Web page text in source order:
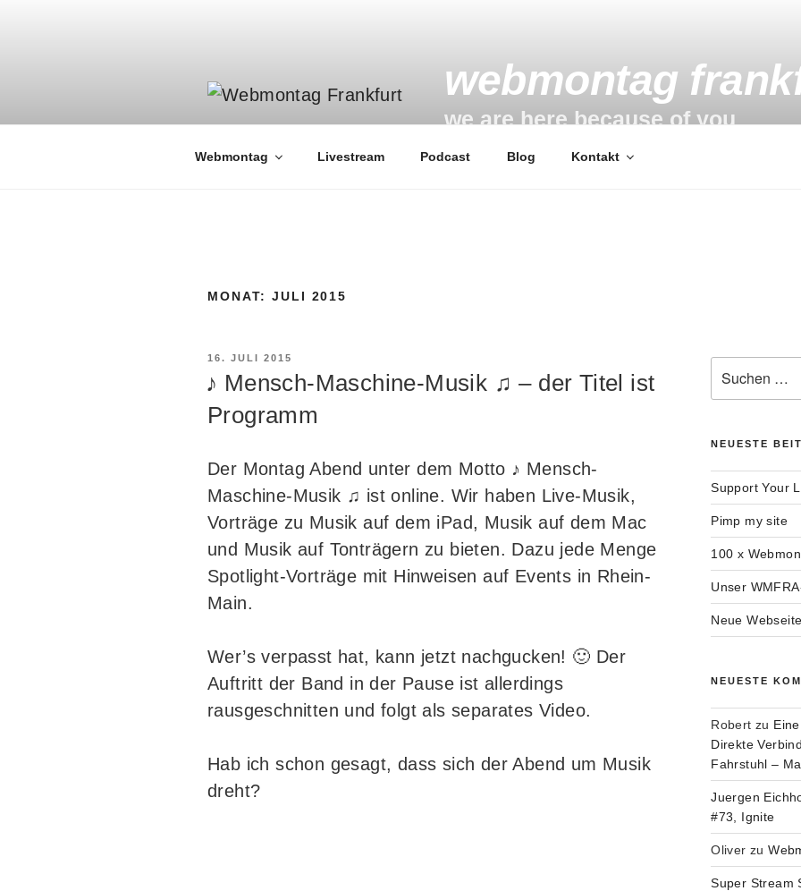
webmontag
we are here because of you
Webmontag Livestream Podcast Blog Kontakt
MONAT: JULI 2015
VERÖFFENTLICHT
16. JULI 2015
♪ Mensch-Maschine-Musik ♫ – der Titel ist
Programm
Der Montag Abend unter dem Motto ♪ Mensch-
Maschine-Musik ♫ ist online. Wir haben Live-Musik,
Vorträge zu Musik auf dem iPad, Musik auf dem Mac
und Musik auf Tonträgern zu bieten. Dazu jede Menge
Spotlight-Vorträge mit Hinweisen auf Events in Rhein-
Main.
Wer’s verpasst hat, kann jetzt nachgucken! 🙂 Der
Auftritt der Band in der Pause ist allerdings
rausgeschnitten und folgt als separates Video.
Hab ich schon gesagt, dass sich der Abend um Musik
dreht?
nach:
NEUESTE
Support Your
Pimp my site
100 x
Unser
Neue
NEUESTE
Robert zu
Direkte
Fahrstuhl –
Juergen
#73, Ignite
Oliver zu
Super Stream